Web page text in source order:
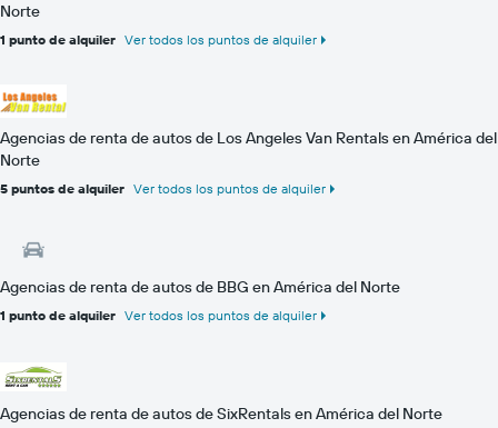
Norte
1 punto de alquiler Ver todos los puntos de alquiler
Agencias de renta de autos de Los Angeles Van Rentals en América del
Norte
5 puntos de alquiler Ver todos los puntos de alquiler
Agencias de renta de autos de BBG en América del Norte
1 punto de alquiler Ver todos los puntos de alquiler
Agencias de renta de autos de SixRentals en América del Norte